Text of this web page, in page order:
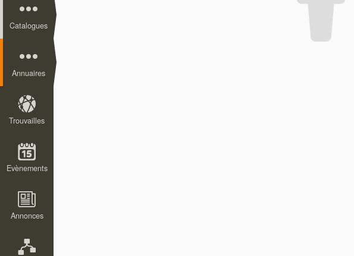
Catalogues
Annuaires
Trouvailles
Evènements
Annonces